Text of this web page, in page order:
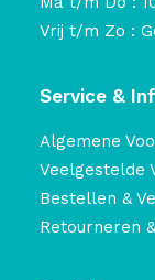
Vrij t/m Zo :
Service &
Algemene
Veelgestelde
Bestellen &
Retourneren